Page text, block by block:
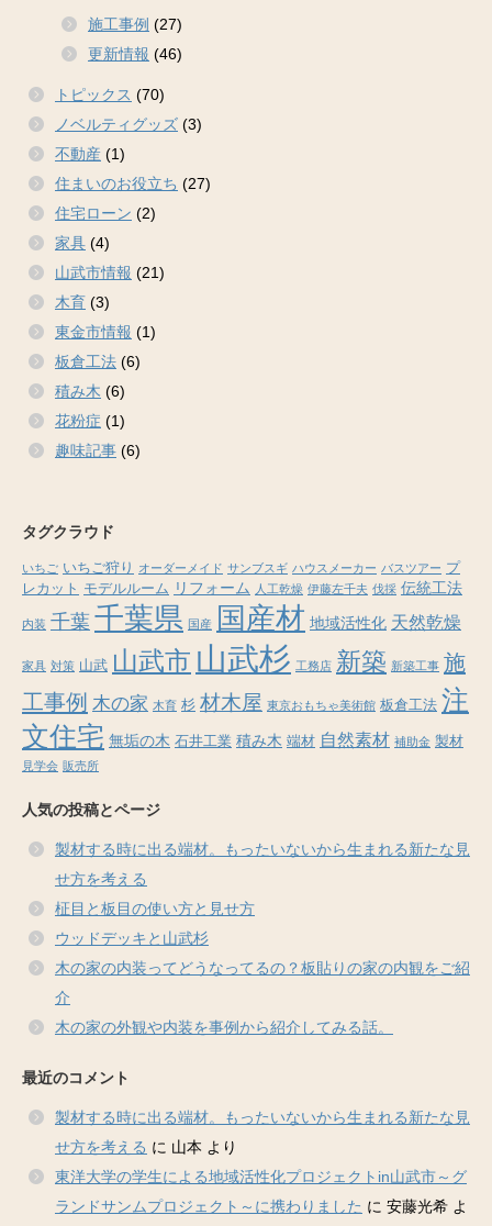
施工事例 (27)
更新情報 (46)
トピックス (70)
ノベルティグッズ (3)
不動産 (1)
住まいのお役立ち (27)
住宅ローン (2)
家具 (4)
山武市情報 (21)
木育 (3)
東金市情報 (1)
板倉工法 (6)
積み木 (6)
花粉症 (1)
趣味記事 (6)
タグクラウド
いちご いちご狩り オーダーメイド サンブスギ ハウスメーカー バスツアー プ
レカット モデルルーム リフォーム 人工乾燥 伊藤左千夫 伐採 伝統工法
内装 千葉 千葉県 国産 国産材 地域活性化 天然乾燥
家具 対策 山武 山武市 山武杉 工務店 新築 新築工事 施
工事例 木の家 木育 杉 材木屋 東京おもちゃ美術館 板倉工法 注
文住宅 無垢の木 石井工業 積み木 端材 自然素材 補助金 製材
見学会 販売所
人気の投稿とページ
製材する時に出る端材。もったいないから生まれる新たな見
せ方を考える
柾目と板目の使い方と見せ方
ウッドデッキと山武杉
木の家の内装ってどうなってるの？板貼りの家の内観をご紹
介
木の家の外観や内装を事例から紹介してみる話。
最近のコメント
製材する時に出る端材。もったいないから生まれる新たな見
せ方を考える に 山本 より
東洋大学の学生による地域活性化プロジェクトin山武市～グ
ランドサンムプロジェクト～に携わりました に 安藤光希 よ